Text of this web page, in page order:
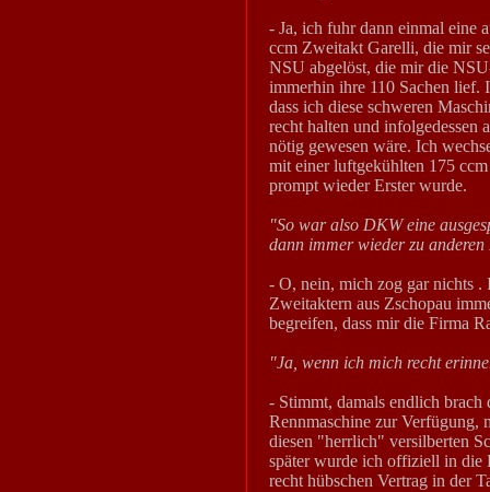
- Ja, ich fuhr dann einmal eine
ccm Zweitakt Garelli, die mir
NSU abgelöst, die mir die
immerhin ihre 110 Sachen lief.
dass ich diese schweren
recht halten und infolgedessen
nötig gewesen wäre. Ich
mit einer luftgekühlten 175
prompt wieder Erster wurde.
"So war also DKW eine
dann immer wieder zu
- O, nein, mich zog gar nichts .
Zweitaktern aus Zschopau
begreifen, dass mir die Firma
"Ja, wenn ich mich recht
- Stimmt, damals endlich brach
Rennmaschine zur Verfügung,
diesen "herrlich" versilberten
später wurde ich offiziell in die
recht hübschen Vertrag in der